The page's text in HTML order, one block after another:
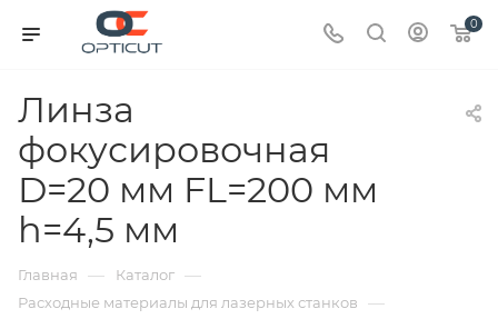
0
Линза
фокусировочная
D=20 мм FL=200 мм
h=4,5 мм
Главная — Каталог —
Расходные материалы для лазерных станков —